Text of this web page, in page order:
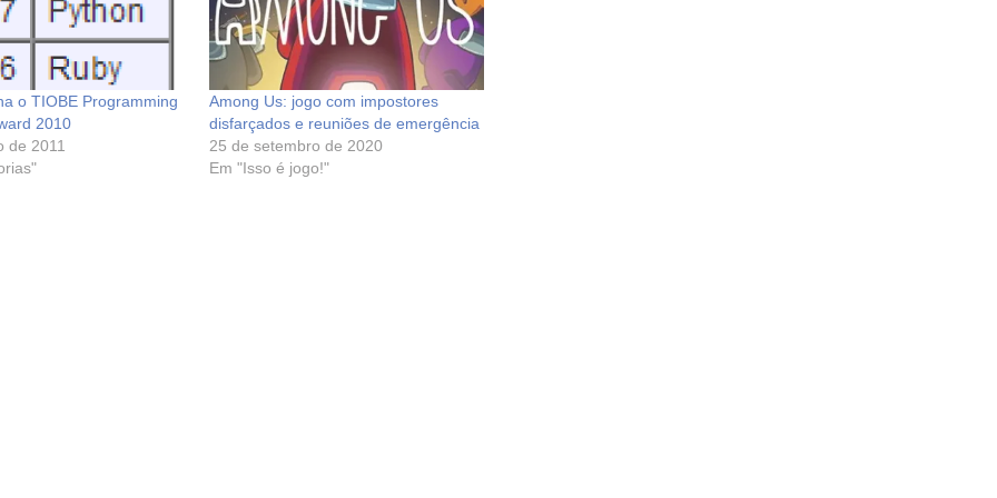
o TIOBE Programming
2010
de 2011
Among Us: jogo com impostores
disfarçados e reuniões de emergência
25 de setembro de 2020
Em "Isso é jogo!"